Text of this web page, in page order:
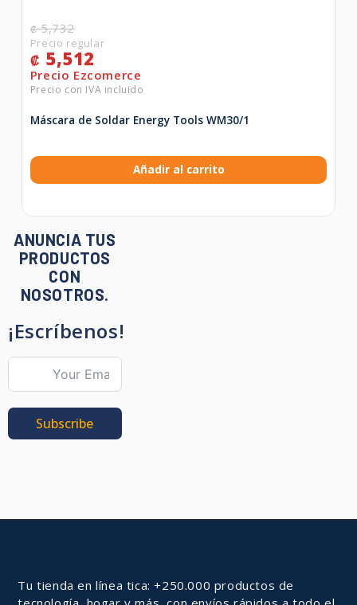
₡5,732
₡ 5,512
Máscara de Soldar Energy Tools WM30/1
Añadir al carrito
ANUNCIA TUS
PRODUCTOS
CON
NOSOTROS.
¡Escríbenos!
Subscribe
Tu tienda en línea tica: +250.000 productos de